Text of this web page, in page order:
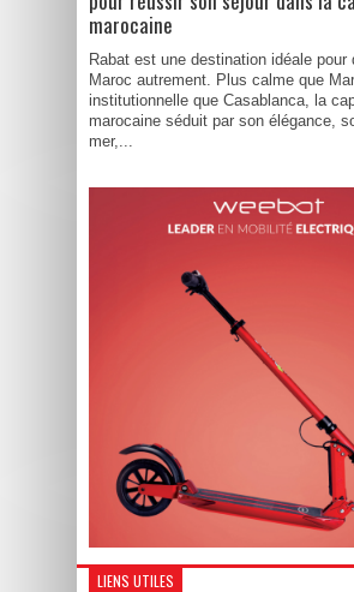
marocaine
Rabat est une destination idéale pour
Maroc autrement. Plus calme que
institutionnelle que Casablanca, la
marocaine séduit par son élégance,
mer,...
LIENS UTILES